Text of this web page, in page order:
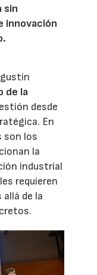
sin
innovación
de la
desde
En
son los
la
industrial
requieren
de la